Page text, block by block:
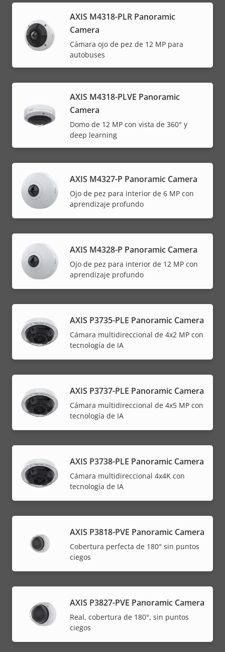
AXIS M4318-PLR Panoramic
Camera
Cámara ojo de pez de 12 MP para
autobuses
AXIS M4318-PLVE Panoramic
Camera
Domo de 12 MP con vista de 360° y
deep learning
AXIS M4327-P Panoramic Camera
Ojo de pez para interior de 6 MP con
aprendizaje profundo
AXIS M4328-P Panoramic Camera
Ojo de pez para interior de 12 MP con
aprendizaje profundo
AXIS P3735-PLE Panoramic Camera
Cámara multidireccional de 4x2 MP con
tecnología de IA
AXIS P3737-PLE Panoramic Camera
Cámara multidireccional de 4x5 MP con
tecnología de IA
AXIS P3738-PLE Panoramic Camera
Cámara multidireccional 4x4K con
tecnología de IA
AXIS P3818-PVE Panoramic Camera
Cobertura perfecta de 180° sin puntos
ciegos
AXIS P3827-PVE Panoramic Camera
Real, cobertura de 180°, sin puntos
ciegos